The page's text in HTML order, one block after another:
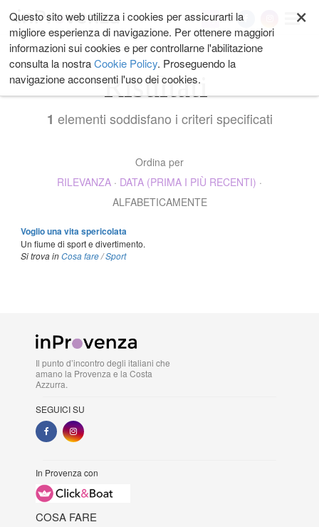
ai
contenuti.
|
Salta
alla
navigazione
My ×
Questo sito web utilizza i cookies per assicurarti la
migliore esperienza di navigazione. Per ottenere maggiori
informazioni sui cookies e per controllarne l'abilitazione
consulta la nostraCookie Policy. Proseguendo la
navigazione acconsenti l'uso dei cookies.
Risultati
1 elementi soddisfano i criteri specificati
Ordina per
RILEVANZA · DATA (PRIMA I PIÙ RECENTI) ·
ALFABETICAMENTE
Voglio una vita spericolata
Un fiume di sport e divertimento.
Si trova in Cosa fare /Sport
Il punto d’incontro degli italiani che
amano la Provenza e la Costa
Azzurra.
SEGUICI SU
In Provenza con
COSA FARE